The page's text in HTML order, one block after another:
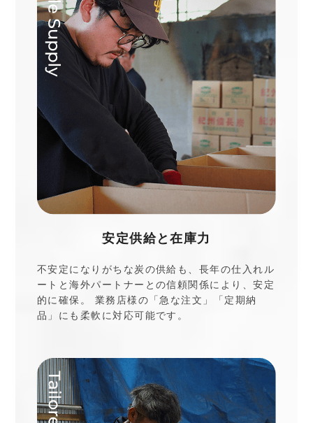
安定供給と在庫力
不安定になりがちな炭の供給も、長年の仕入れル
ートと海外パートナーとの信頼関係により、安定
的に確保。 業務店様の「急な注文」「定期納
品」にも柔軟に対応可能です。